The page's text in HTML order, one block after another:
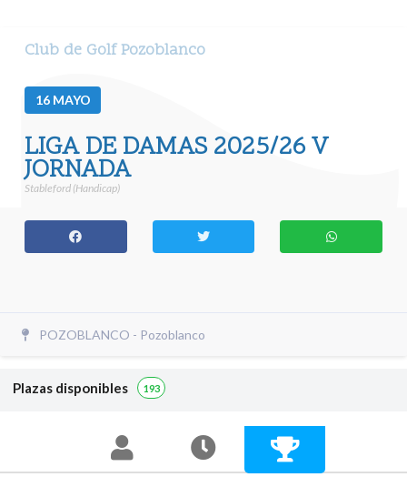
Club de Golf Pozoblanco
16 MAYO
LIGA DE DAMAS 2025/26 V
JORNADA
Stableford (Handicap)
POZOBLANCO - Pozoblanco
Plazas disponibles 193